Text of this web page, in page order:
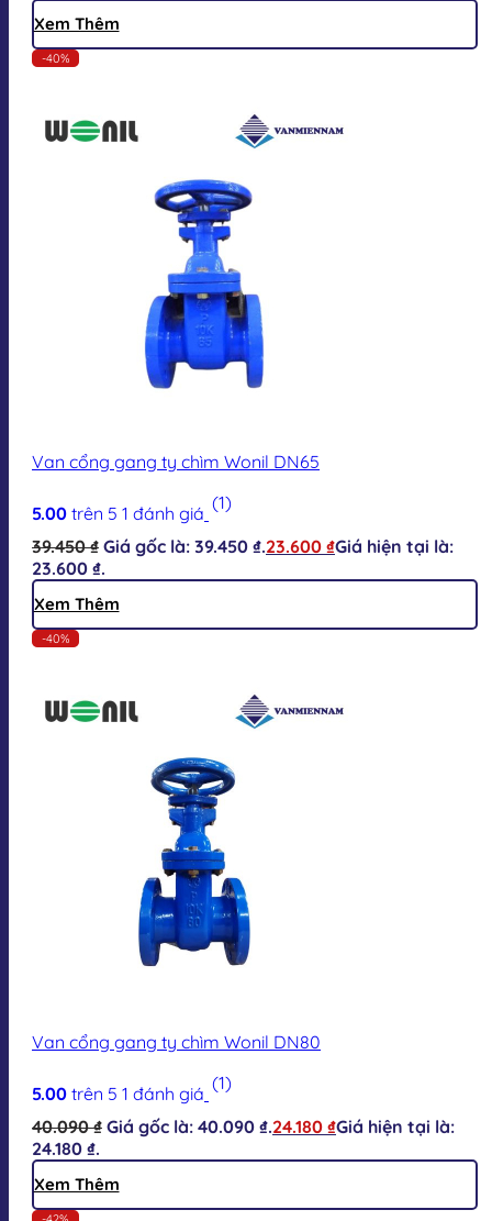
Xem Thêm
-40%
Van cổng gang ty chìm Wonil DN65
5.00 trên 5 1 đánh giá (1)
39.450₫ Giá gốc là: 39.450 ₫.23.600 ₫Giá hiện tại là:
23.600 ₫.
Xem Thêm
-40%
Van cổng gang ty chìm Wonil DN80
5.00 trên 5 1 đánh giá (1)
40.090₫ Giá gốc là: 40.090 ₫.24.180 ₫Giá hiện tại là:
24.180 ₫.
Xem Thêm